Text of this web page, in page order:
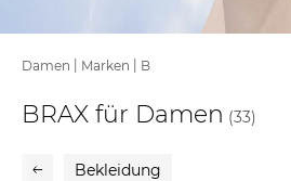
Damen Marken B
BRAX für Damen (33)
Bekleidung